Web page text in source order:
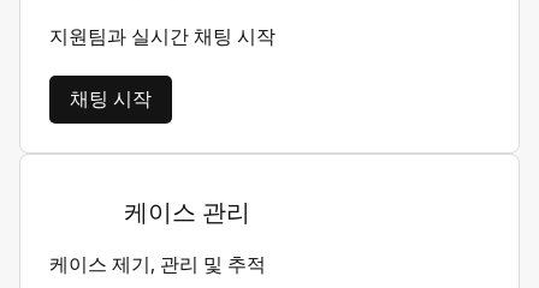
지원팀과 실시간 채팅 시작
채팅 시작
케이스 관리
케이스 제기, 관리 및 추적